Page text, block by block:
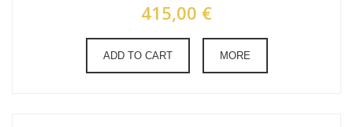
415,00 €
ADD TO CART MORE